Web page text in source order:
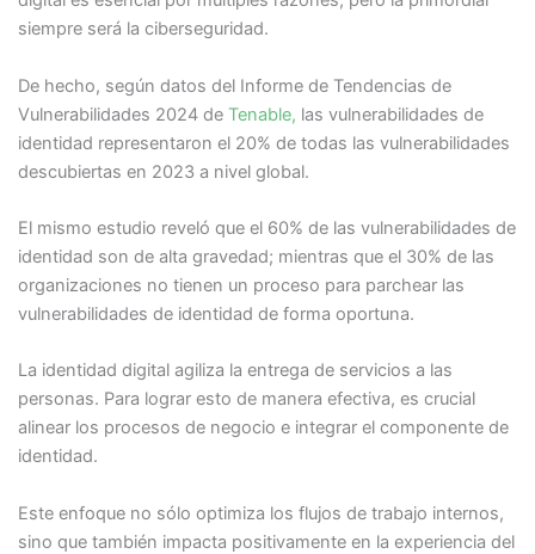
siempre será la ciberseguridad.
De hecho, según datos del Informe de Tendencias de
Vulnerabilidades 2024 de Tenable, las vulnerabilidades de
identidad representaron el 20% de todas las vulnerabilidades
descubiertas en 2023 a nivel global.
El mismo estudio reveló que el 60% de las vulnerabilidades de
identidad son de alta gravedad; mientras que el 30% de las
organizaciones no tienen un proceso para parchear las
vulnerabilidades de identidad de forma oportuna.
La identidad digital agiliza la entrega de servicios a las
personas. Para lograr esto de manera efectiva, es crucial
alinear los procesos de negocio e integrar el componente de
identidad.
Este enfoque no sólo optimiza los flujos de trabajo internos,
sino que también impacta positivamente en la experiencia del